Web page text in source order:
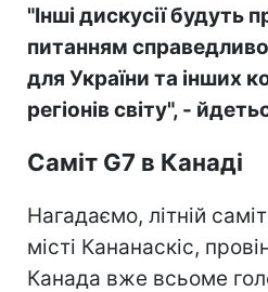
"Інші дискусії будуть
питанням
для України та інших
регіонів світу", -
Саміт G7 в Канаді
Нагадаємо, літній
місті Кананаскіс,
Канада вже всьоме